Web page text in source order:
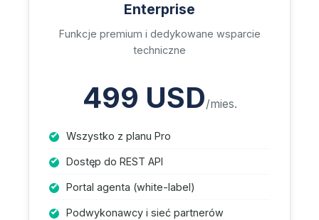
Enterprise
Funkcje premium i dedykowane wsparcie
techniczne
499 USD/mies.
Wszystko z planu Pro
Dostęp do REST API
Portal agenta (white-label)
Podwykonawcy i sieć partnerów